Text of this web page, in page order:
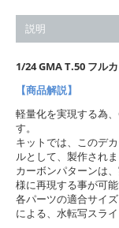
説明
1/24 GMA T.50 フル
【商品解説】
軽量化を実現する為、
す。
キットでは、このデ
ルとして、製作されま
カーボンパターンは
様に再現する事が可能
各パーツの適合サイ
による、水転写スラ